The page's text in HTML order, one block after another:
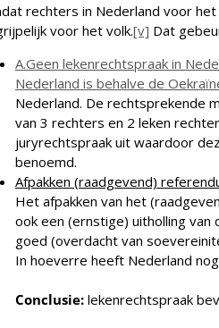
rechters in Nederland voor
voor het volk.[v] Dat
A.Geen lekenrechtspraak in
Nederland is behalve de
Nederland. De rechtsprekende
van 3 rechters en 2 leken
juryrechtspraak uit waardoor
benoemd.
Afpakken (raadgevend)
Het afpakken van het
ook een (ernstige) uitholling
goed (overdacht van
In hoeverre heeft Nederland
Conclusie: lekenrechtspraak